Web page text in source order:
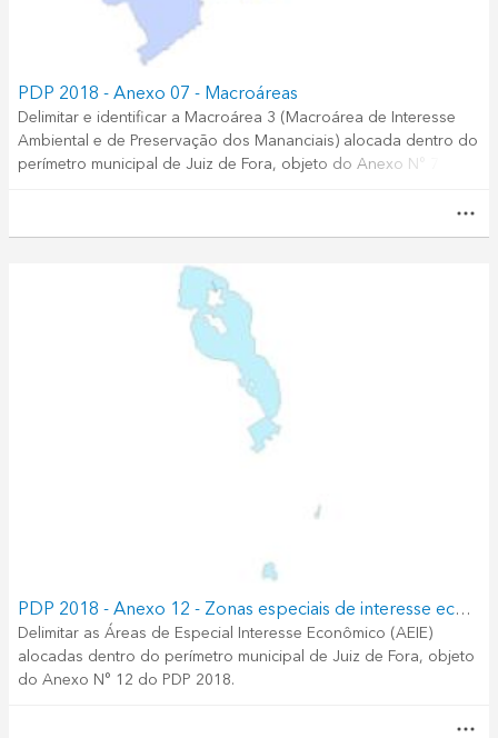
PDP 2018 - Anexo 07 - Macroáreas
Delimitar e identificar a Macroárea 3 (Macroárea de Interesse
Ambiental e de Preservação dos Mananciais) alocada dentro do
perímetro municipal de Juiz de Fora, objeto do Anexo N° 7 do
PDP 2018 - Anexo 12 - Zonas especiais de interesse econômico (ZEIE)
Delimitar as Áreas de Especial Interesse Econômico (AEIE)
alocadas dentro do perímetro municipal de Juiz de Fora, objeto
do Anexo N° 12 do PDP 2018.